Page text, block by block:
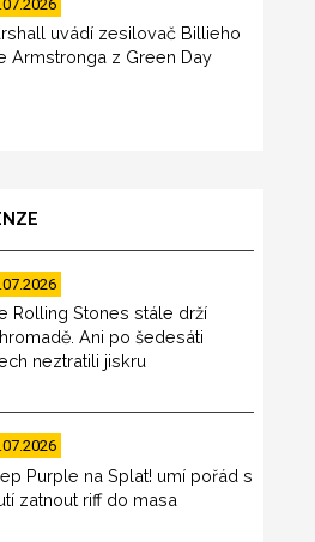
uvádí zesilovač Billieho
Armstronga z Green Day
Rolling Stones stále drží
Ani po šedesáti
neztratili jiskru
Purple na Splat! umí pořád s
zatnout riff do masa